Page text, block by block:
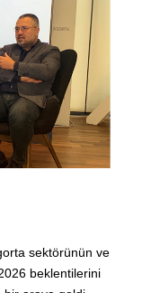
sektörünün ve
beklentilerini